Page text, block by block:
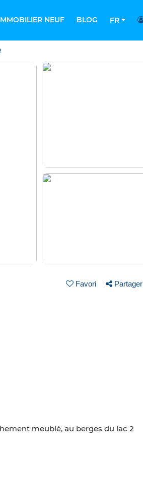
NEUF BLOG FR
Favori Partager
meublé, au berges du lac 2